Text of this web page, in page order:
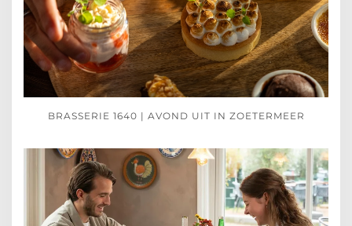
BRASSERIE 1640 | AVOND UIT IN ZOETERMEER